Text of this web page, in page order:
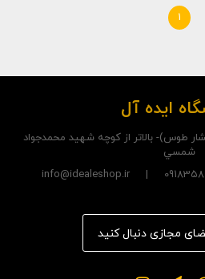
1
ایده آل
طوس)- بالاتر از کوچه شهيد محمدجواد
شمسي
مجازی دنبال کنید